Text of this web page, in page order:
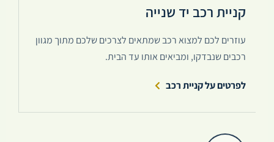
קניית רכב יד שנייה
עוזרים לכם למצוא רכב שמתאים לצרכים שלכם מתוך מגוון
רכבים שנבדקו, ומביאים אותו עד הבית.
לפרטים על קניית רכב